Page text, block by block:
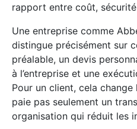
rapport entre coût,
Une entreprise comme
distingue précisément sur
préalable, un devis
à l’entreprise et une
Pour un client, cela
paie pas seulement un
organisation qui réduit les